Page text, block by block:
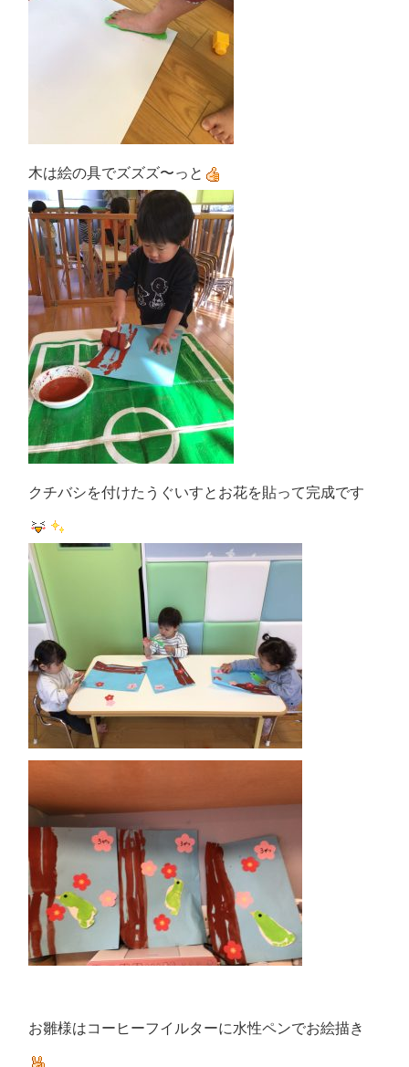
木は絵の具でズズズ〜っと
クチバシを付けたうぐいすとお花を貼って完成です
お雛様はコーヒーフイルターに水性ペンでお絵描き